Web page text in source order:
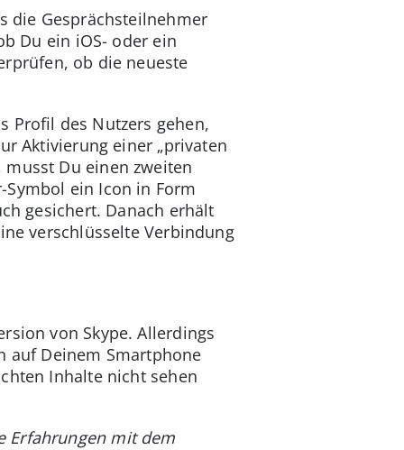
die Gesprächsteilnehmer
Du ein iOS- oder ein
ob die neueste
Profil des Nutzers gehen,
Aktivierung einer „privaten
Du einen zweiten
ein Icon in Form
gesichert. Danach erhält
verschlüsselte Verbindung
von Skype. Allerdings
auf Deinem Smartphone
Inhalte nicht sehen
Erfahrungen mit dem